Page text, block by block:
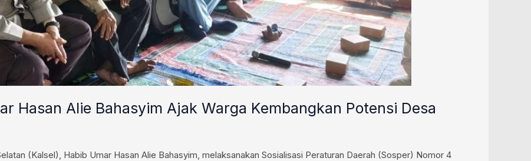
Hasan Alie Bahasyim Ajak Warga Kembangkan Potensi Desa
(Kalsel), Habib Umar Hasan Alie Bahasyim, melaksanakan Sosialisasi Peraturan Daerah (Sosper) Nomor 4